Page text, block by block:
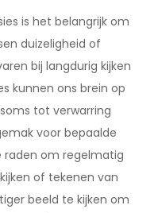
is het belangrijk om
duizeligheid of
bij langdurig kijken
kunnen ons brein op
tot verwarring
voor bepaalde
raden om regelmatig
of tekenen van
beeld te kijken om